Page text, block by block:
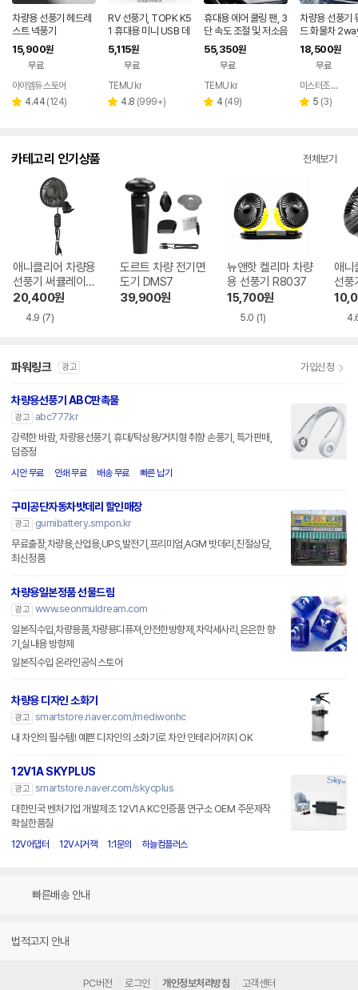
차량용 선풍기 헤드레
스트 넥풍기
15,900원
무료
아이엠듀 스토어
별 4.44 리
(124)
RV 선풍기, TOPK K5
1 휴대용 미니 USB 데
스크 팬, 고품질 브러시
리스 모터 저소음 작동
강력한 바람 스타일리
시 디자인 침실 개인용
소형 테이블 선풍기
5,115원
무료
TEMU kr
별 4.8 리
(999+)
휴대용 에어 쿨링 팬, 3
단 속도 조절 및 저소음
고출력 차량용 팬, 자동
차, 차량, 밴, 트럭 등에
적합
55,350원
무료
TEMU kr
별 4 리
(49)
차량용 선풍기
드 화물차
자동차 트럭 뒷
강력 USB 다
18,500원
무료
미스터조 마트
별 5 리
(3)
카테고리 인기상품 전체보기
애니클리어 차량용
선풍기 써큘레이터
PDB-ACF30
20,400원
4.9 (7)
도르트 차량 전기면
도기 DMS7
39,900원
뉴앤핫 켈리마 차량
용 선풍기 R8037
15,700원
5.0 (1)
애니
선풍
0
파워링크 광고 가입신청
차량용선풍기 ABC판촉물
광고
abc777.kr
강력한 바람, 차량용선풍기, 휴대/탁상용/거치형 취향 손풍기, 특가판매,
덤증정
시안 무료 인쇄 무료 배송 무료 빠른 납기
구미공단자동차밧데리 할인매장
광고
gumibattery.smpon.kr
무료출장,차량용,산업용,UPS,발전기,프리미엄,AGM 밧데리,친절상담,
최신정품
차량용일본정품 선물드림
광고 www.seonmuldream.com
일본직수입,차량용품,차량용디퓨져,안전한방향제,차악세사리,은은한 향
기,실내용 방향제
일본직수입 온라인공식스토어
차량용 디자인 소화기
광고 smartstore.naver.com/mediwonhc
내 차안의 필수템! 예쁜 디자인의 소화기로 차안 인테리어까지 OK
12V1A SKYPLUS
광고 smartstore.naver.com/skycplus
대한민국 벤처기업 개발제조 12V1A KC인증품 연구소 OEM 주문제작
확실한품질
12V어댑터 12V시거잭 1:1문의 하늘컴플러스
빠른배송 안내
법적고지 안내
PC버전 로그인 개인정보처리방침 고객센터